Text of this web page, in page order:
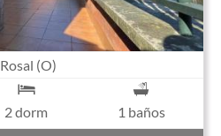
Rosal (O)
2 dorm 1 baños